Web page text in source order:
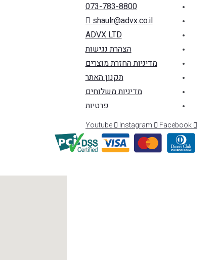
073-783-8800
shaulr@advx.co.il
ADVX LTD
הצהרת נגישות
מדיניות החזרת מוצרים
תקנון האתר
מדיניות משלוחים
פרטיות
Youtube Instagram Facebook